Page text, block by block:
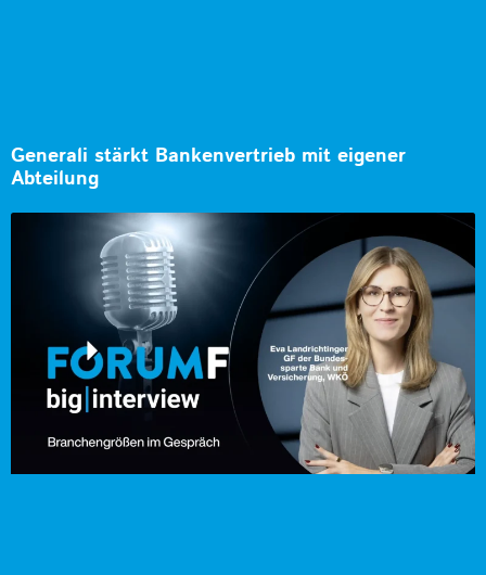
Generali stärkt Bankenvertrieb mit eigener
Abteilung